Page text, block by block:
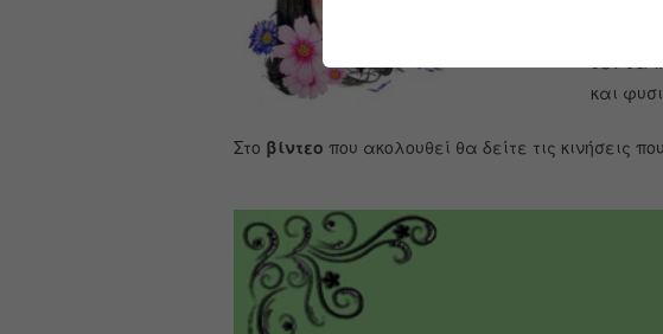
Ένα
δεν θα
και
Στο βίντεο που ακολουθεί θα δείτε τις κινήσεις